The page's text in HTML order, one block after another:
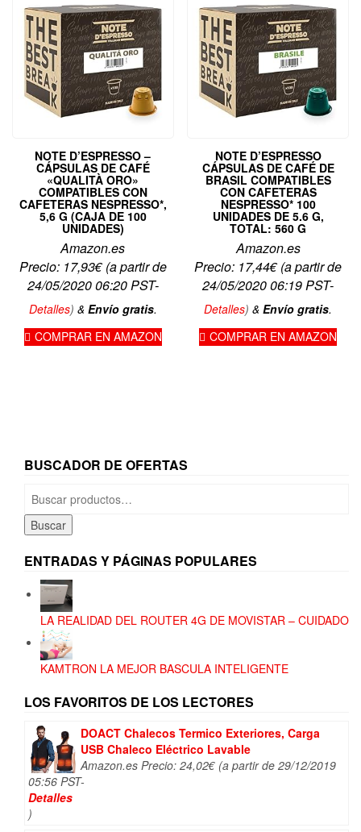
NOTE D’ESPRESSO –
CÁPSULAS DE CAFÉ
«QUALITÀ ORO»
COMPATIBLES CON
CAFETERAS NESPRESSO*,
5,6 G (CAJA DE 100
UNIDADES)
Amazon.es
Precio: 17,93€(a partir de
24/05/2020 06:20 PST-
Detalles) & Envío gratis.
COMPRAR EN AMAZON
NOTE D’ESPRESSO
CÁPSULAS DE CAFÉ DE
BRASIL COMPATIBLES
CON CAFETERAS
NESPRESSO* 100
UNIDADES DE 5.6 G,
TOTAL: 560 G
Amazon.es
Precio: 17,44€(a partir de
24/05/2020 06:19 PST-
Detalles)&Envío gratis.
COMPRAR EN AMAZON
BUSCADOR DE OFERTAS
por:
Buscar
ENTRADAS Y PÁGINAS POPULARES
LA REALIDAD DEL ROUTER 4G DE MOVISTAR – CUIDADO
KAMTRON LA MEJOR BASCULA INTELIGENTE
LOS FAVORITOS DE LOS LECTORES
DOACT Chalecos Termico Exteriores, Carga
USB Chaleco Eléctrico Lavable
Amazon.es Precio: 24,02€ (a partir de 29/12/2019
05:56 PST-
Detalles
)